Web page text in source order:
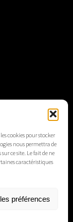
cookies pour stocker
nous permettra de
ce site. Le fait de ne
caractéristiques
préférences